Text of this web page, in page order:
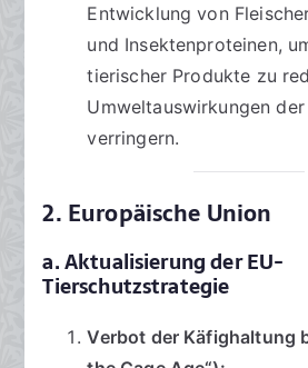
Entwicklung von
und Insektenproteinen,
tierischer Produkte zu
Umweltauswirkungen
verringern.
2. Europäische Union
a. Aktualisierung der EU-
Tierschutzstrategie
Verbot der Käfighaltung